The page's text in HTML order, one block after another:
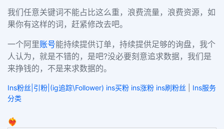
我们任意关键词不能占比这么重，浪费流量，浪费资源，如
果你有这样的词，赶紧修改去吧。
一个阿里账号能持续提供订单，持续提供足够的询盘，我个
人认为，就是不错的，是吧?没必要刻意追求数据，我们是
来挣钱的，不是来求数据的。
Ins粉丝|引粉|(ig追踪\Follower) ins买粉 ins涨粉 ins刷粉丝
Ins服务
分类
❤️‍🔥